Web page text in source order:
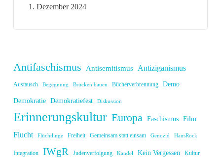
1. Dezember 2024
Antifaschismus Antisemitismus Antiziganismus
Austausch Begegnung Brücken bauen Bücherverbrennung Demo
Demokratie Demokratiefest Diskussion
Erinnerungskultur Europa Faschismus Film
Flucht Flüchtlinge Freiheit Gemeinsam statt einsam Genozid HausRock
Integration IWgR Judenverfolgung Kandel Kein Vergessen Kultur